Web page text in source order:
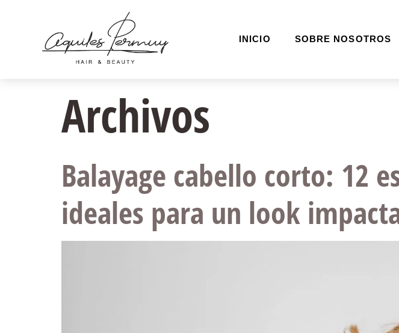
INICIO SOBRE NOSOTROS
Archivos
Balayage cabello corto: 12
ideales para un look